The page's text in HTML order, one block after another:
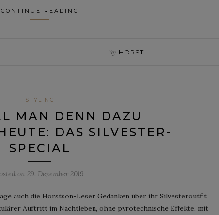
CONTINUE READING
By HORST
STYLING
MAN DENN DAZU
DAS SILVESTER-
SPECIAL
on 29. Dezember 2019
auch die Horstson-Leser Gedanken über ihr Silvesteroutfit
Auftritt im Nachtleben, ohne pyrotechnische Effekte, mit